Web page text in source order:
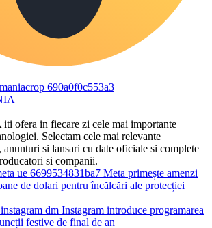
ofera in fiecare zi cele mai importante
Selectam cele mai relevante
anunturi si lansari cu date oficiale si complete
si companii.
Meta primește amenzi
de dolari pentru încălcări ale protecției
Instagram introduce programarea
festive de final de an